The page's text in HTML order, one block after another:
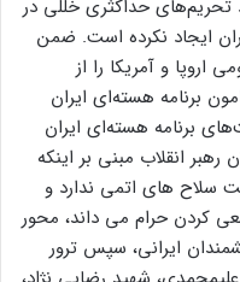
تحریم‌های حداکثری خللی در
ایجاد نکرده است. ضمن
اروپا و آمریکا را از
برنامه هسته‌ای ایران
برنامه هسته‌ای ایران
انقلاب مبنی بر اینکه
های اتمی ندارد و
کردن حرام می داند، محور
ایرانی، سپس ترور